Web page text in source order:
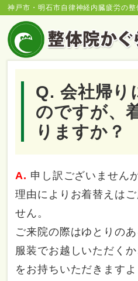
神戸市・明石市自律神経内臓疲労の
Q. 会社帰り
のですが、
りますか？
A. 申し訳ございません
理由によりお着替えは
せん。
ご来院の際はゆとりの
服装でお越しいただく
をお持ちいただきます